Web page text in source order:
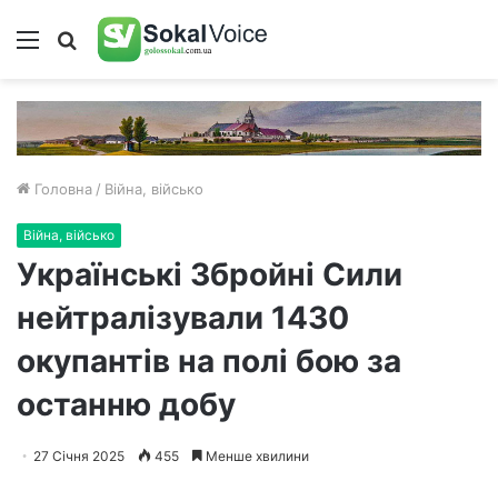
Меню Пошук
Головна / Війна, військо
Війна, військо
Українські Збройні Сили
нейтралізували 1430
окупантів на полі бою за
останню добу
27 Січня 2025 455 Менше хвилини